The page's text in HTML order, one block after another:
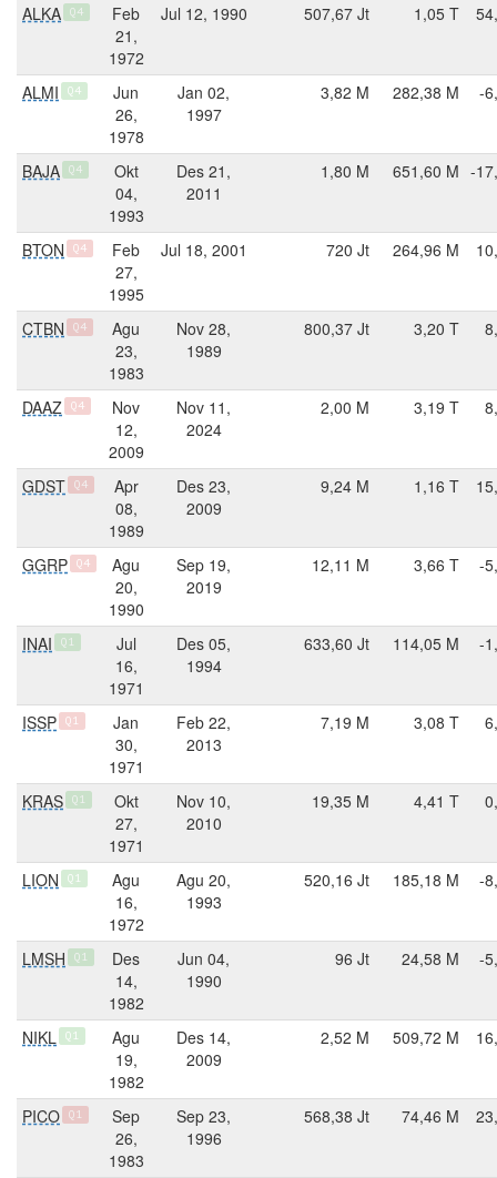
ALKA
Q4
Feb
21,
1972
Jul 12, 1990 507,67 Jt 1,05 T
ALMI Q4
Jun
26,
1978
Jan 02,
1997
3,82 M 282,38 M -
BAJA Q4
Okt
04,
1993
Des 21,
2011
1,80 M 651,60 M -
BTON Q4
Feb
27,
1995
Jul 18, 2001 720 Jt 264,96 M
CTBN Q4
Agu
23,
1983
Nov 28,
1989
800,37 Jt 3,20 T
DAAZ Q4
Nov
12,
2009
Nov 11,
2024
2,00 M 3,19 T
GDST Q4
Apr
08,
1989
Des 23,
2009
9,24 M 1,16 T
GGRP Q4
Agu
20,
1990
Sep 19,
2019
12,11 M 3,66 T -
INAI Q1
Jul
16,
1971
Des 05,
1994
633,60 Jt 114,05 M -
ISSP Q1
Jan
30,
1971
Feb 22,
2013
7,19 M 3,08 T
KRAS Q1
Okt
27,
1971
Nov 10,
2010
19,35 M 4,41 T
LION Q1
Agu
16,
1972
Agu 20,
1993
520,16 Jt 185,18 M -
LMSH Q1
Des
14,
1982
Jun 04,
1990
96 Jt 24,58 M -
NIKL Q1
Agu
19,
1982
Des 14,
2009
2,52 M 509,72 M
PICO Q1
Sep
26,
1983
Sep 23,
1996
568,38 Jt 74,46 M